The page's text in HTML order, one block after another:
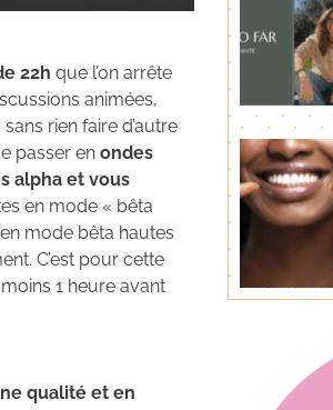
22h que l’on arrête
animées,
rien faire d’autre
passer en ondes
alpha et vous
en mode « bêta
mode bêta hautes
C’est pour cette
1 heure avant
qualité et en